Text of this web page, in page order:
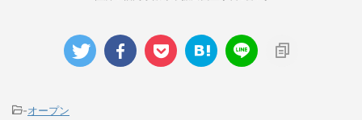
-オープン